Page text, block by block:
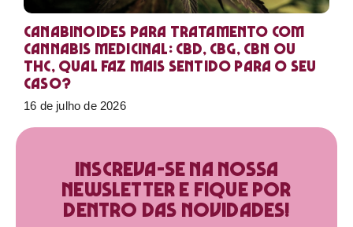
Canabinoides para tratamento com
cannabis medicinal: CBD, CBG, CBN ou
THC, qual faz mais sentido para o seu
caso?
16 de julho de 2026
Inscreva-se na nossa
newsletter e fique por
dentro das novidades!​